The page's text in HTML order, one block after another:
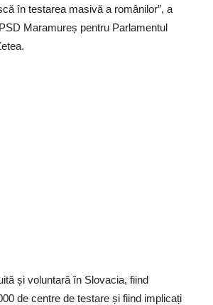
în testarea masivă a românilor”, a
Maramureș pentru Parlamentul
și voluntară în Slovacia, fiind
de centre de testare și fiind implicați